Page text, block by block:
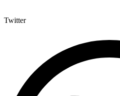
Twitter